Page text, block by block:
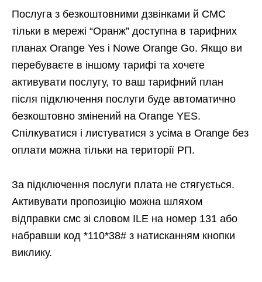
Послуга з безкоштовними дзвінками й СМС
тільки в мережі “Оранж” доступна в тарифних
планах Orange Yes і Nowe Orange Go. Якщо ви
перебуваєте в іншому тарифі та хочете
активувати послугу, то ваш тарифний план
після підключення послуги буде автоматично
безкоштовно змінений на Orange YES.
Спілкуватися і листуватися з усіма в Orange без
оплати можна тільки на території РП.
За підключення послуги плата не стягується.
Активувати пропозицію можна шляхом
відправки смс зі словом ILE на номер 131 або
набравши код *110*38# з натисканням кнопки
виклику.